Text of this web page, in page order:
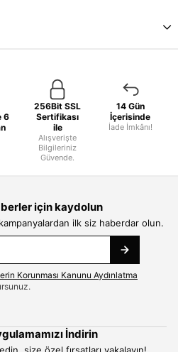
6
256Bit SSL
Sertifikası
ile
Alışverişte
Bilgileriniz
Güvende.
14 Gün
İçerisinde
İade İmkânı!
için kaydolun
ilk siz haberdar olun.
Korunması Kanunu Aydınlatma
İndirin
size özel fırsatları yakalayın!